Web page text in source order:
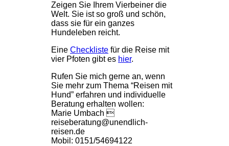
Zeigen Sie Ihrem Vierbeiner die
Welt. Sie ist so groß und schön,
dass sie für ein ganzes
Hundeleben reicht.
Eine Checkliste für die Reise mit
vier Pfoten gibt es hier.
Rufen Sie mich gerne an, wenn
Sie mehr zum Thema “Reisen mit
Hund” erfahren und individuelle
Beratung erhalten wollen:
Marie Umbach 
reiseberatung@unendlich-
reisen.de
Mobil: 0151/54694122